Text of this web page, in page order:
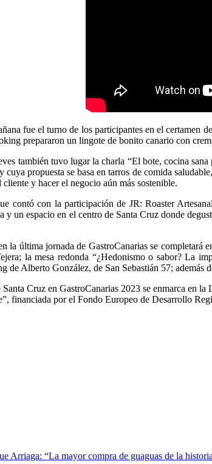
fue el turno de los participantes en el certamen
prepararon un lingote de bonito canario con
también tuvo lugar la charla “El bote, cocina
propuesta se basa en tarros de comida
y hacer el negocio aún más sostenible.
contó con la participación de JR: Roaster
y un espacio en el centro de Santa Cruz donde
la última jornada de GastroCanarias se
la mesa redonda “¿Hedonismo o sabor? La
de Alberto González, de San Sebastián 57; además
Cruz en GastroCanarias 2023 se enmarca en
financiada por el Fondo Europeo de Desarrollo
Arriaga: “La mayor compra de guaguas de la